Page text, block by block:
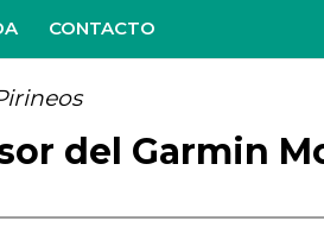
CONTACTO
del Garmin